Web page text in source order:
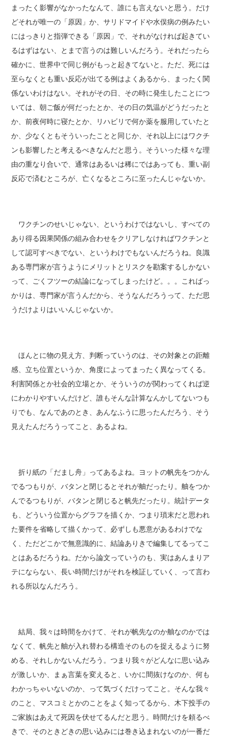
まったく影響がなかったなんて、誰にも言えないと思う。だけ
どそれが唯一の「原因」か、サリドマイドや水俣病の例みたい
にはっきりと指弾できる「原因」で、それがなければ起きてい
るはずはない、とまで言うのは難しいんだろう。それだったら
確かに、世界中で同じ例がもっと起きてないと。ただ、死には
至らなくとも重い反応が出てる例はよくあるから、まったく関
係ないわけはない。それがその日、その時に発生したことにつ
いては、朝ご飯が何だったとか、その日の気温がどうだったと
か、前夜何時に寝たとか、リハビリで何か薬を服用していたと
か、少なくともそういったことと同じか、それ以上にはワクチ
ンも影響したと考えるべきなんだと思う。そういった様々な理
由の重なり合いで、通常はあるいは稀にではあっても、重い副
反応で済むところが、亡くなるところに至ったんじゃないか。
ワクチンのせいじゃない、というわけではないし、すべての
あり得る因果関係の組み合わせをクリアしなければワクチンと
して認可すべきでない、というわけでもないんだろうね。良識
ある専門家が言うようにメリットとリスクを勘案するしかない
って、ごくフツーの結論になってしまったけど。。。こればっ
かりは、専門家が言うんだから、そうなんだろうって、ただ思
うだけよりはいいんじゃないか。
ほんとに物の見え方、判断っていうのは、その対象との距離
感、立ち位置というか、角度によってまったく異なってくる。
利害関係とか社会的立場とか、そういうのが関わってくれば逆
にわかりやすいんだけど、誰もそんな計算なんかしてないつも
りでも、なんであのとき、あんなふうに思ったんだろう、そう
見えたんだろうってこと、あるよね。
折り紙の「だまし舟」ってあるよね。ヨットの帆先をつかん
でるつもりが、バタンと閉じるとそれが舳だったり。舳をつか
んでるつもりが、バタンと閉じると帆先だったり。統計データ
も、どういう位置からグラフを描くか、つまり瑣末だと思われ
た要件を省略して描くかって、必ずしも悪意があるわけでな
く、ただどこかで無意識的に、結論ありきで編集してるってこ
とはあるだろうね。だから論文っていうのも、実はあんまりア
テにならない、長い時間だけがそれを検証していく、って言わ
れる所以なんだろう。
結局、我々は時間をかけて、それが帆先なのか舳なのかでは
なくて、帆先と舳が入れ替わる構造そのものを捉えるように努
める、それしかないんだろう。つまり我々がどんなに思い込み
が激しいか、まぁ言葉を変えると、いかに間抜けなのか、何も
わかっちゃいないのか、って気づくだけってこと。そんな我々
のこと、マスコミとかのことをよく知ってるから、木下投手の
ご家族はあえて死因を伏せてるんだと思う。時間だけを頼るべ
きで、そのときどきの思い込みには巻き込まれないのが一番だ